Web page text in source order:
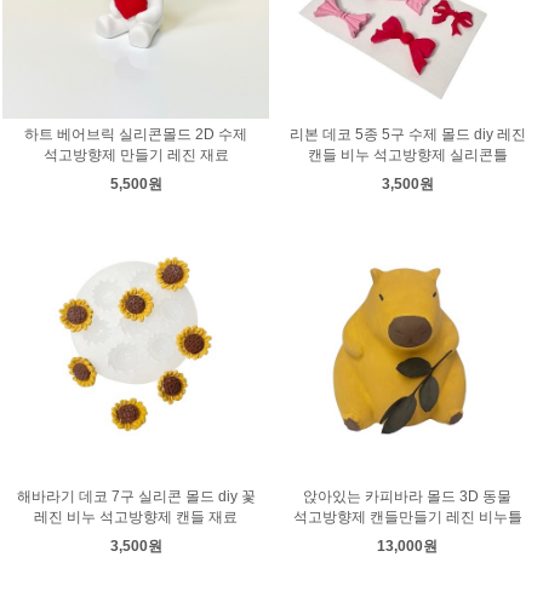
하트 베어브릭 실리콘몰드 2D 수제
석고방향제 만들기 레진 재료
5,500원
리본 데코 5종 5구 수제 몰드 diy 레진
캔들 비누 석고방향제 실리콘틀
3,500원
해바라기 데코 7구 실리콘 몰드 diy 꽃
레진 비누 석고방향제 캔들 재료
3,500원
앉아있는 카피바라 몰드 3D 동물
석고방향제 캔들만들기 레진 비누틀
13,000원